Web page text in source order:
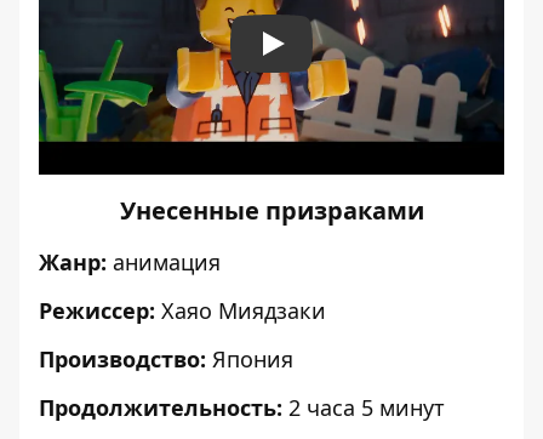
Play
Унесенные призраками
Жанр: анимация
Режиссер: Хаяо Миядзаки
Производство: Япония
Продолжительность: 2 часа 5 минут